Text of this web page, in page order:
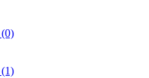
(0)
(1)